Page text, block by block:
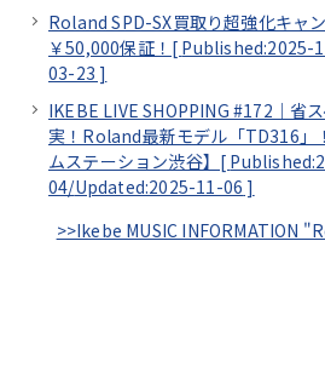
Roland SPD-SX買取り超強化キャ
￥50,000保証！[ Published:2025-
03-23 ]
IKEBE LIVE SHOPPING #172｜省
実！Roland最新モデル「TD316
ムステーション渋谷】[
04/Updated:2025-11-06 ]
>>Ikebe MUSIC INFORMATION